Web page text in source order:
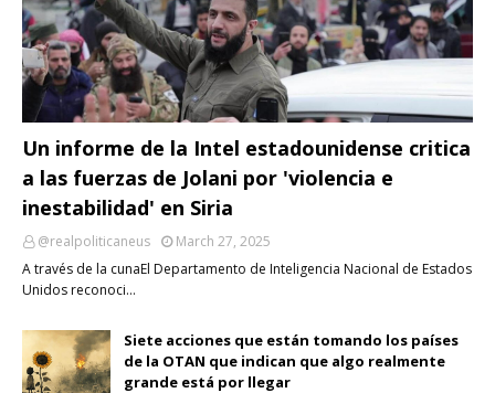
Un informe de la Intel estadounidense critica
a las fuerzas de Jolani por 'violencia e
inestabilidad' en Siria
@realpoliticaneus
March 27, 2025
A través de la cunaEl Departamento de Inteligencia Nacional de Estados
Unidos reconoci…
Siete acciones que están tomando los países
de la OTAN que indican que algo realmente
grande está por llegar